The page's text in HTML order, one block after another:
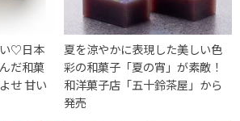
♡日本
だ和菓
せ 甘い
夏を涼やかに表現した美しい色
彩の和菓子「夏の宵」が素敵！
和洋菓子店「五十鈴茶屋」から
発売